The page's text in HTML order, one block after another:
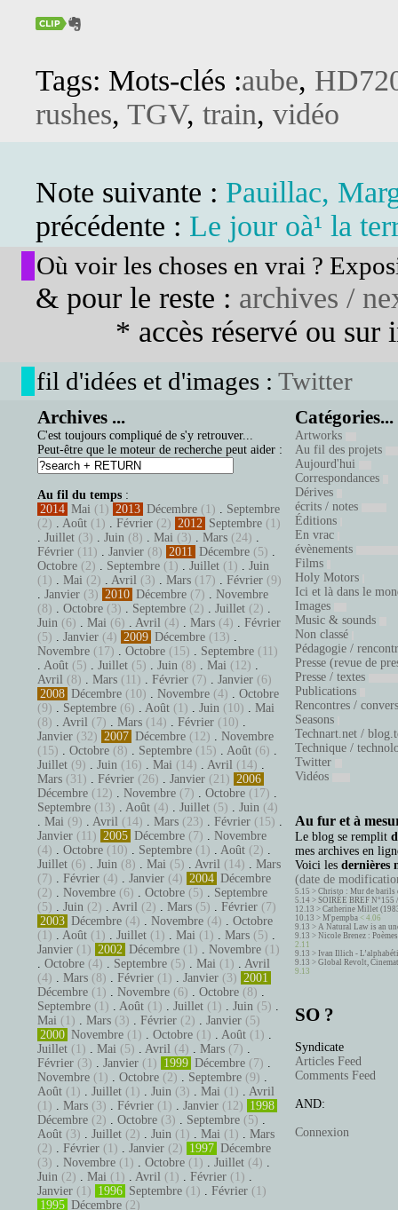
Tags: Mots-clés :aube,
rushes, TGV, train, vidéo
Note suivante : Pauillac,
précédente : Le jour oà¹ la
Où voir les choses en vrai ?
& pour le reste : archives /
* accès réservé ou sur
fil d'idées et d'images : Twitter
Archives ...
C'est toujours compliqué de s'y retrouver...
Peut-être que le moteur de recherche peut aider :
Au fil du temps :
2014 Mai (1) 2013 Décembre (1) . Septembre
(2) . Août (1) . Février (2) 2012 Septembre (1)
. Juillet (3) . Juin (8) . Mai (3) . Mars (24) .
Février (11) . Janvier (8) 2011 Décembre (5) .
Octobre (2) . Septembre (1) . Juillet (1) . Juin
(1) . Mai (2) . Avril (3) . Mars (17) . Février (9)
. Janvier (3) 2010 Décembre (7) . Novembre
(8) . Octobre (3) . Septembre (2) . Juillet (2) .
Juin (6) . Mai (6) . Avril (4) . Mars (4) . Février
(5) . Janvier (4) 2009 Décembre (13) .
Novembre (17) . Octobre (15) . Septembre (11)
. Août (5) . Juillet (5) . Juin (8) . Mai (12) .
Avril (8) . Mars (11) . Février (7) . Janvier (6)
2008 Décembre (10) . Novembre (4) . Octobre
(9) . Septembre (6) . Août (1) . Juin (10) . Mai
(8) . Avril (7) . Mars (14) . Février (10) .
Janvier (32) 2007 Décembre (12) . Novembre
(15) . Octobre (8) . Septembre (15) . Août (6) .
Juillet (9) . Juin (16) . Mai (14) . Avril (14) .
Mars (31) . Février (26) . Janvier (21) 2006
Décembre (12) . Novembre (7) . Octobre (17) .
Septembre (13) . Août (4) . Juillet (5) . Juin (4)
. Mai (9) . Avril (14) . Mars (23) . Février (15) .
Janvier (11) 2005 Décembre (7) . Novembre
(4) . Octobre (10) . Septembre (1) . Août (2) .
Juillet (6) . Juin (8) . Mai (5) . Avril (14) . Mars
(7) . Février (4) . Janvier (4) 2004 Décembre
(2) . Novembre (6) . Octobre (5) . Septembre
(5) . Juin (2) . Avril (2) . Mars (5) . Février (7)
2003 Décembre (4) . Novembre (4) . Octobre
(1) . Août (1) . Juillet (1) . Mai (1) . Mars (5) .
Janvier (1) 2002 Décembre (1) . Novembre (1)
. Octobre (4) . Septembre (5) . Mai (1) . Avril
(4) . Mars (8) . Février (1) . Janvier (3) 2001
Décembre (1) . Novembre (6) . Octobre (8) .
Septembre (1) . Août (1) . Juillet (1) . Juin (5) .
Mai (1) . Mars (3) . Février (2) . Janvier (5)
2000 Novembre (1) . Octobre (1) . Août (1) .
Juillet (1) . Mai (5) . Avril (4) . Mars (7) .
Février (3) . Janvier (1) 1999 Décembre (7) .
Novembre (1) . Octobre (2) . Septembre (9) .
Août (1) . Juillet (1) . Juin (3) . Mai (1) . Avril
(1) . Mars (3) . Février (1) . Janvier (12) 1998
Décembre (2) . Octobre (3) . Septembre (5) .
Août (3) . Juillet (2) . Juin (1) . Mai (1) . Mars
(2) . Février (1) . Janvier (2) 1997 Décembre
(3) . Novembre (1) . Octobre (1) . Juillet (4) .
Juin (2) . Mai (1) . Avril (1) . Février (1) .
Janvier (1) 1996 Septembre (1) . Février (1)
1995 Décembre (2)
Catégories...
Artworks
Au fil des projets
Aujourd'hui
Correspondances
Dérives
écrits / notes
Éditions
En vrac
évènements
Films
Holy Motors
Ici et là dans le
Images
Music & sounds
Non classé
Pédagogie /
Presse (revue de
Presse / textes
Publications
Rencontres /
Seasons
Technart.net /
Technique /
Twitter
Vidéos
Au fur et à
Le blog se remplit
mes archives en
Voici les dernières
(date de
5.15 > Christo : Mur de barils
5.14 > SOIRÉE BREF
12.13 > Catherine Millet
10.13 > M'pempba < 4.06
9.13 > A Natural Law is an
9.13 > Nicole Brenez :
2.11
9.13 > Ivan Illich -
9.13 > Global Revolt,
9.13
SO ?
Syndicate
Articles Feed
Comments Feed
AND:
Connexion